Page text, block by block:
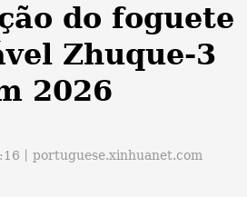
do foguete
Zhuque-3
2026
丨portuguese.xinhuanet.com